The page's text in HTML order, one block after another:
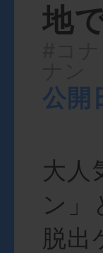
地
公
大人
ン
脱出